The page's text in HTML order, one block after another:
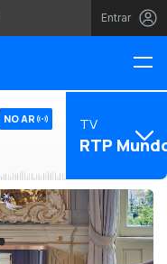
Entrar
NO AR TV
RTP